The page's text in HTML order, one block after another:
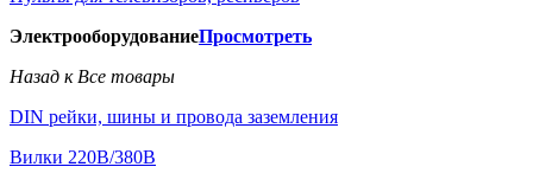
ЭлектрооборудованиеПросмотреть
Назад к Все товары
DIN рейки, шины и провода заземления
Вилки 220В/380В